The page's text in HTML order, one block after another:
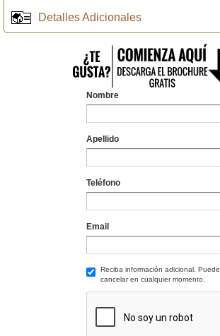
Detalles Adicionales
Nombre
Apellido
Teléfono
Email
Reciba información adicional. Puede
cancelar en cualquier momento.